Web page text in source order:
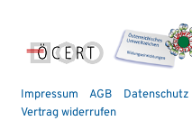
Impressum AGB Datenschutz
Vertrag widerrufen